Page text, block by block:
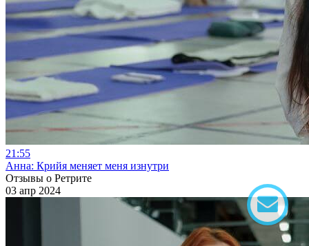
21:55
Анна: Крийя меняет меня изнутри
Отзывы о Ретрите
03 апр 2024